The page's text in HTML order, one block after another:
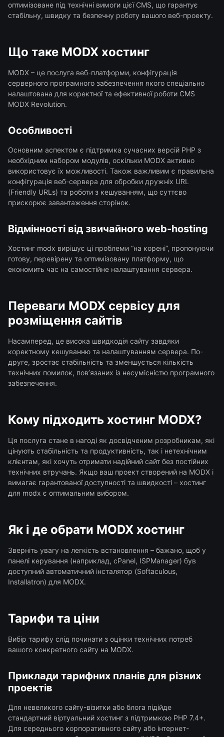
оптимізоване під технічні вимоги цієї CMS, що гарантує
стабільну, швидку та безпечну роботу вашого веб-проекту.
Що таке MODX хостинг
MODX – це послуга веб-платформи, конфігурація
серверного програмного забезпечення якого спеціально
налаштована для коректної та ефективної роботи CMS
MODX Revolution.
Особливості
Основним аспектом є підтримка сучасних версій PHP з
необхідним набором модулів, оскільки MODX активно
використовує їх можливості. Також важливим є правильна
конфігурація веб-сервера для обробки дружніх URL
(Friendly URLs) та роботи з кешуванням, що суттєво
прискорює завантаження сторінок.
Відмінності від звичайного web-hosting
Хостинг modx вирішує ці проблеми “на корені”, пропонуючи
готову, перевірену та оптимізовану платформу, що
економить час на самостійне налаштування сервера.
Переваги MODX сервісу для
розміщення сайтів
Насамперед, це висока швидкодія сайту завдяки
коректному кешуванню та налаштуванням сервера. По-
друге, зростає стабільність та зменшується кількість
технічних помилок, пов’язаних із несумісністю програмного
забезпечення.
Кому підходить хостинг MODX?
Ця послуга стане в нагоді як досвідченим розробникам, які
цінують стабільність та продуктивність, так і нетехнічним
клієнтам, які хочуть отримати надійний сайт без постійних
технічних втручань. Якщо ваш проект створений на MODX і
вимагає гарантованої доступності та швидкості – хостинг
для modx є оптимальним вибором.
Як і де обрати MODX хостинг
Зверніть увагу на легкість встановлення – бажано, щоб у
панелі керування (наприклад, cPanel, ISPManager) був
доступний автоматичний інсталятор (Softaculous,
Installatron) для MODX.
Тарифи та ціни
Вибір тарифу слід починати з оцінки технічних потреб
вашого конкретного сайту на MODX.
Приклади тарифних планів для різних
проектів
Для невеликого сайту-візитки або блога підійде
стандартний віртуальний хостинг з підтримкою PHP 7.4+.
Для середнього корпоративного сайту або інтернет-